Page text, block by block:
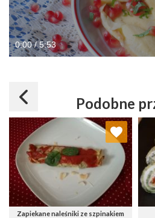
0:00 / 5:53
Podobne
Zapiekane naleśniki ze szpinakiem
Dodaj do ulubionych
Wybierz listę: